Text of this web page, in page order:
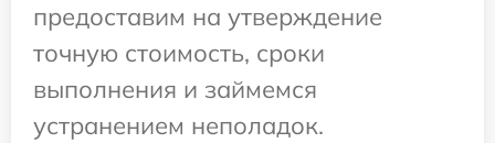
предоставим на утверждение
точную стоимость, сроки
выполнения и займемся
устранением неполадок.